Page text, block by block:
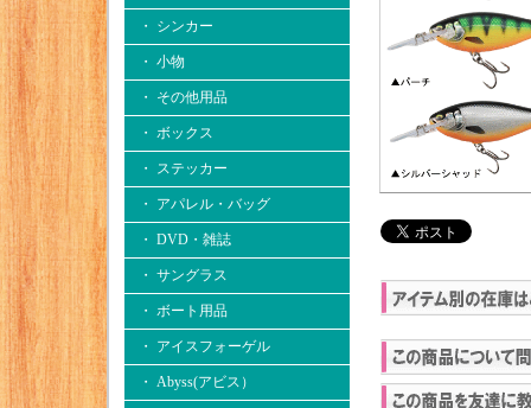
・ シンカー
・ 小物
・ その他用品
・ ボックス
・ ステッカー
・ アパレル・バッグ
・ DVD・雑誌
・ サングラス
・ ボート用品
・ アイスフォーゲル
・ Abyss(アビス）